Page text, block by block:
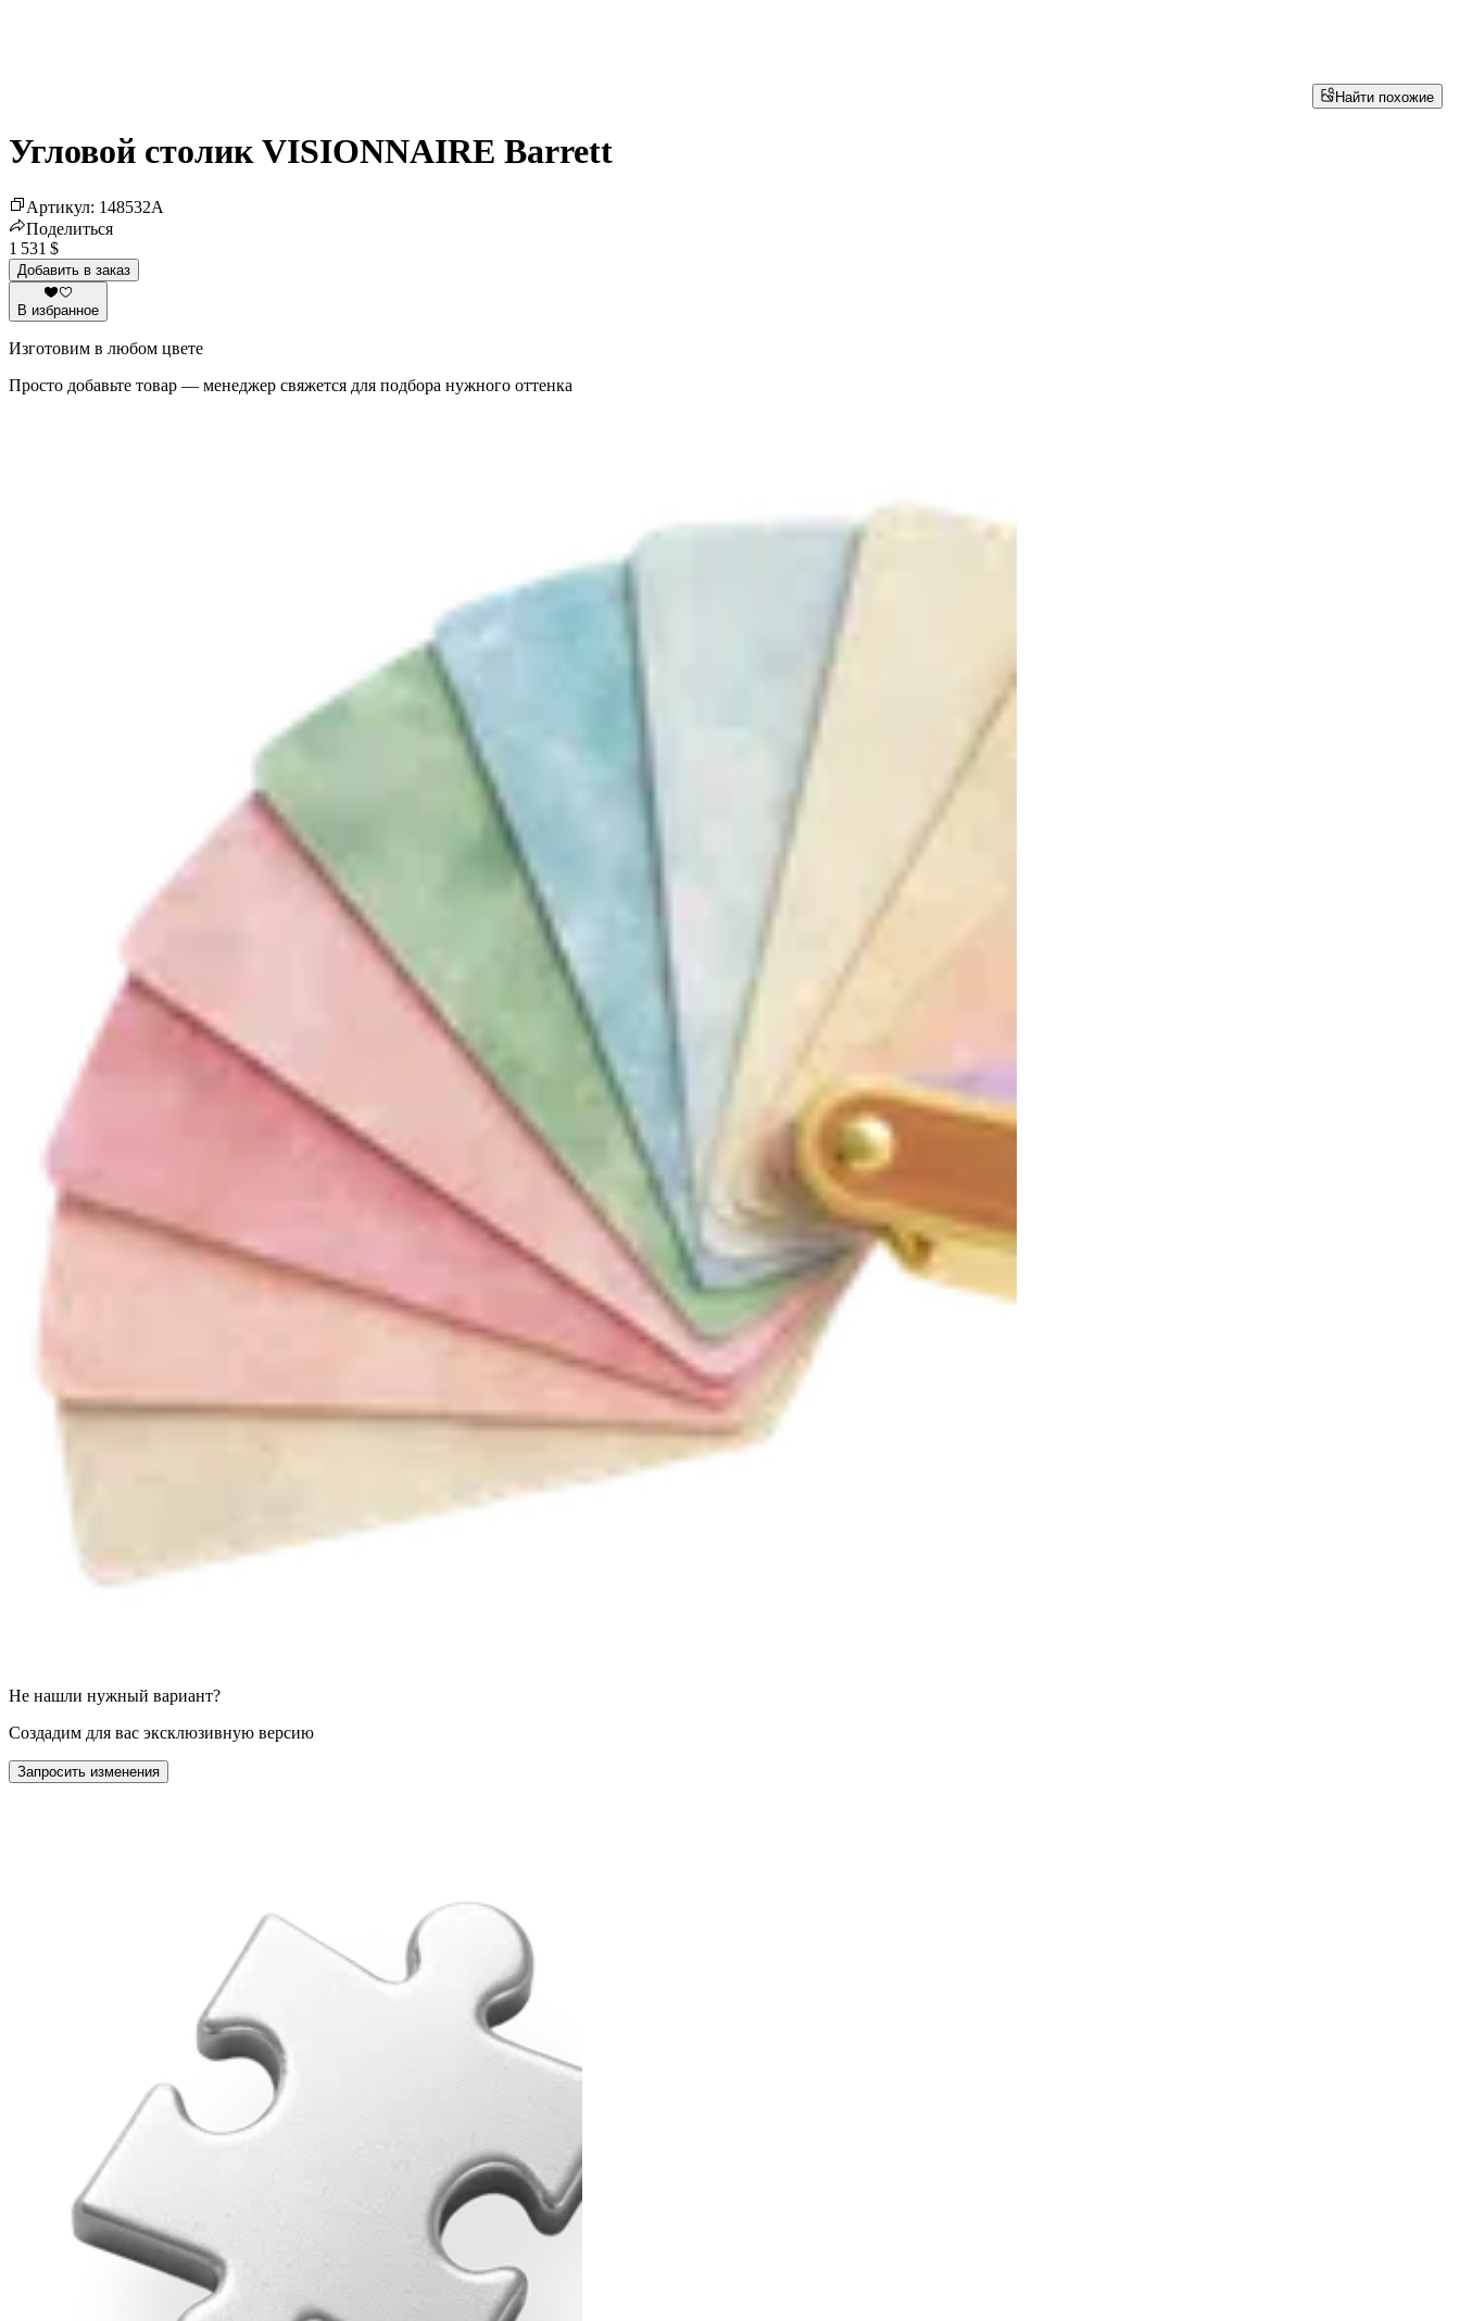
Найти похожие
Угловой столик VISIONNAIRE Barrett
Артикул: 148532A
Поделиться
1 531 $
Добавить в заказ
В избранное
Изготовим в любом цвете
Просто добавьте товар — менеджер свяжется для подбора нужного оттенка
Не нашли нужный вариант?
Создадим для вас эксклюзивную версию
Запросить изменения